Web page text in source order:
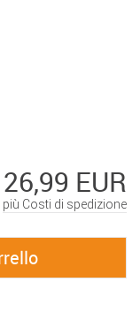
26,99 EUR
più Costi di spedizione